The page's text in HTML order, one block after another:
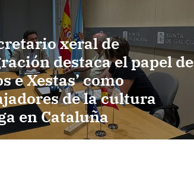
xeral de
destaca el papel de
e Xestas’ como
de la cultura
en Cataluña